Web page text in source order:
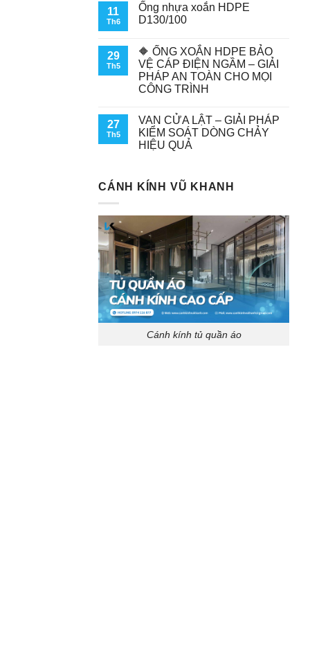
11
Th6
Ống nhựa xoắn HDPE
D130/100
29
Th5
🔶 ỐNG XOẮN HDPE BẢO
VỆ CÁP ĐIỆN NGẦM – GIẢI
PHÁP AN TOÀN CHO MỌI
CÔNG TRÌNH
27
Th5
VAN CỬA LẬT – GIẢI PHÁP
KIỂM SOÁT DÒNG CHẢY
HIỆU QUẢ
CÁNH KÍNH VŨ KHANH
Cánh kính tủ quần áo